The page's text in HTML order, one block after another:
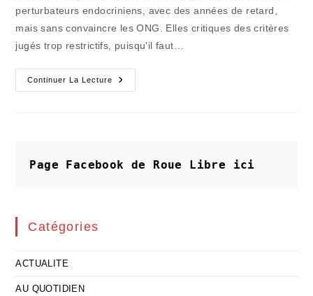
perturbateurs endocriniens, avec des années de retard,
mais sans convaincre les ONG. Elles critiques des critères
jugés trop restrictifs, puisqu'il faut…
Continuer La Lecture
Les
Perturbateurs
Page Facebook de Roue Libre ici
Catégories
ACTUALITE
AU QUOTIDIEN